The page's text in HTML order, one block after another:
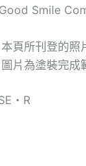
Smile
本頁所刊登的照
圖片為塗裝完成
・R